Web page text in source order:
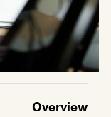
Overview